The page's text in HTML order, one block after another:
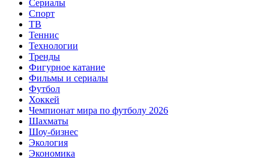
Сериалы
Спорт
ТВ
Теннис
Технологии
Тренды
Фигурное катание
Фильмы и сериалы
Футбол
Хоккей
Чемпионат мира по футболу 2026
Шахматы
Шоу-бизнес
Экология
Экономика